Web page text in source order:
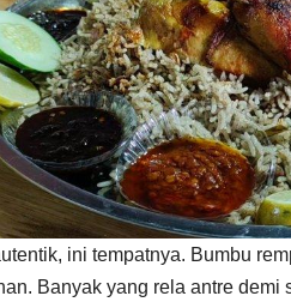
ini tempatnya. Bumbu
Banyak yang rela antre demi